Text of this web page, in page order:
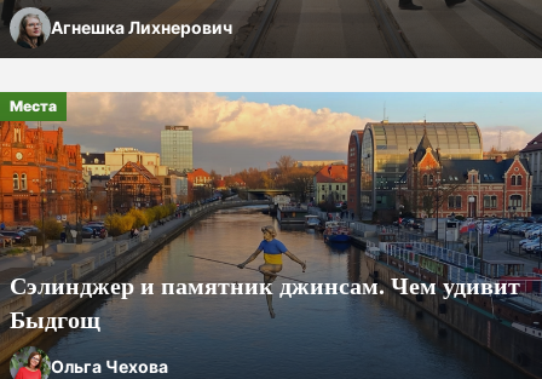
Агнешка Лихнерович
Места
Сэлинджер и памятник джинсам. Чем удивит
Быдгощ
Ольга Чехова